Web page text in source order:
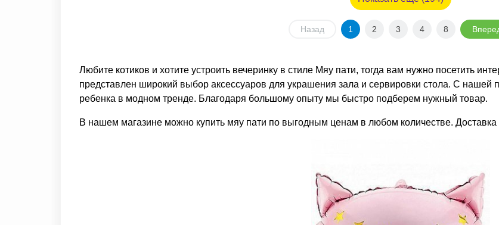
Назад 1 2 3 4 8
Любите котиков и хотите устроить вечеринку в стиле Мяу пати, тогда вам нужно посетить
представлен широкий выбор аксессуаров для украшения зала и сервировки стола. С
ребенка в модном тренде. Благодаря большому опыту мы быстро подберем нужный товар.
В нашем магазине можно купить мяу пати по выгодным ценам в любом количестве.